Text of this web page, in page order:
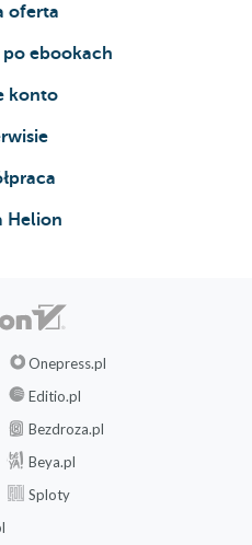
oferta
po ebookach
konto
Helion
Onepress.pl
Editio.pl
Bezdroza.pl
Beya.pl
Sploty